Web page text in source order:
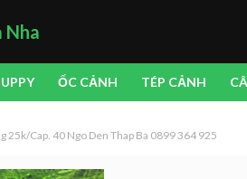
Nha
ỐC CẢNH TÉP CẢNH
25k/cap. 40 Ngo Den Thap Ba 0899 364 925